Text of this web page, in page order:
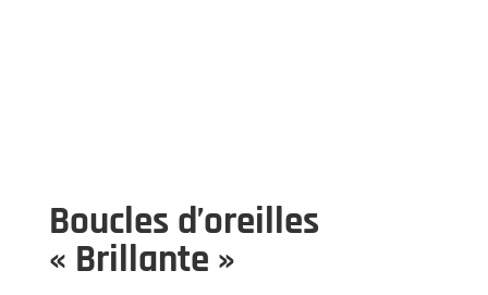
Boucles d’oreilles
« Brillante »